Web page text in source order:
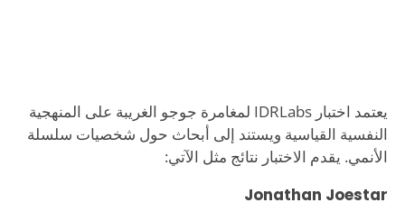
يعتمد اختبار IDRLabs لمغامرة جوجو الغريبة على المنهجية
النفسية القياسية ويستند إلى أبحاث حول شخصيات سلسلة
الأنمي. يقدم الاختبار نتائج مثل الآتي:
Jonathan Joestar